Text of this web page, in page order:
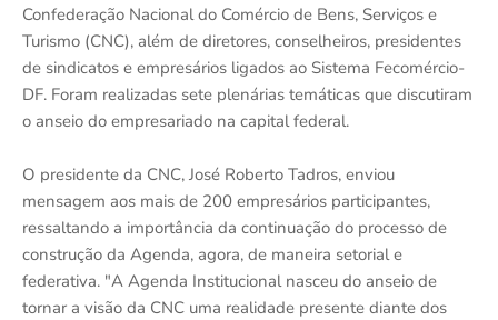
Confederação Nacional do Comércio de Bens, Serviços e
Turismo (CNC), além de diretores, conselheiros, presidentes
de sindicatos e empresários ligados ao Sistema Fecomércio-
DF. Foram realizadas sete plenárias temáticas que discutiram
o anseio do empresariado na capital federal.
O presidente da CNC, José Roberto Tadros, enviou
mensagem aos mais de 200 empresários participantes,
ressaltando a importância da continuação do processo de
construção da Agenda, agora, de maneira setorial e
federativa. "A Agenda Institucional nasceu do anseio de
tornar a visão da CNC uma realidade presente diante dos